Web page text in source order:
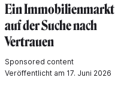
Ein Immobilienmarkt
auf der Suche nach
Vertrauen
Sponsored content
Veröffentlicht am 17. Juni 2026